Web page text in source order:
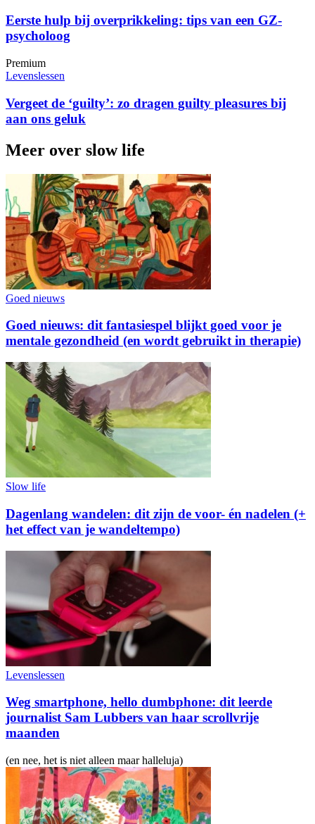
Eerste hulp bij overprikkeling: tips van een GZ-
psycholoog
Premium
Levenslessen
Vergeet de ‘guilty’: zo dragen guilty pleasures bij
aan ons geluk
Meer over slow life
Goed nieuws
Goed nieuws: dit fantasiespel blijkt goed voor je
mentale gezondheid (en wordt gebruikt in therapie)
Slow life
Dagenlang wandelen: dit zijn de voor- én nadelen (+
het effect van je wandeltempo)
Levenslessen
Weg smartphone, hello dumbphone: dit leerde
journalist Sam Lubbers van haar scrollvrije
maanden
(en nee, het is niet alleen maar halleluja)